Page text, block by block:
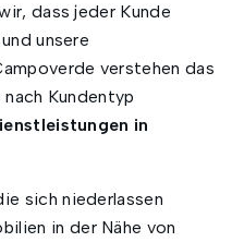
dass jeder Kunde
unsere
verstehen das
Kundentyp
in
sich niederlassen
in der Nähe von